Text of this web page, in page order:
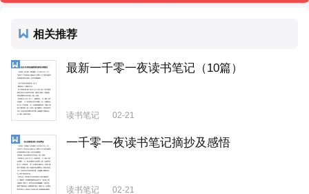
相关推荐
最新一千零一夜读书笔记（10篇）
读书笔记 02-21
一千零一夜读书笔记摘抄及感悟
读书笔记 02-21